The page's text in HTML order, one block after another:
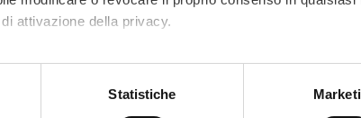
attivazione della privacy.
con un'approssimazione di qualche metro,
Statistiche